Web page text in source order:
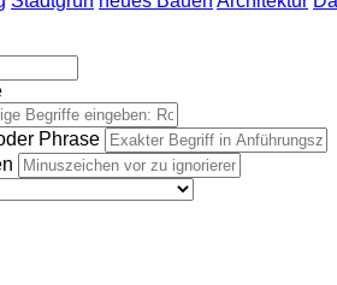
Phrase